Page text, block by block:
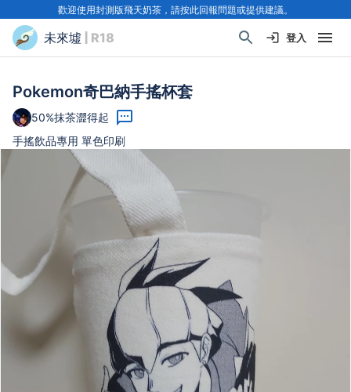
歡迎使用封測版飛天奶茶，請按此回報問題或提供建議。
未來墟 | R18 登入
Pokemon奇巴納手搖杯套
50%抹茶澀得起
手搖飲品專用 單色印刷